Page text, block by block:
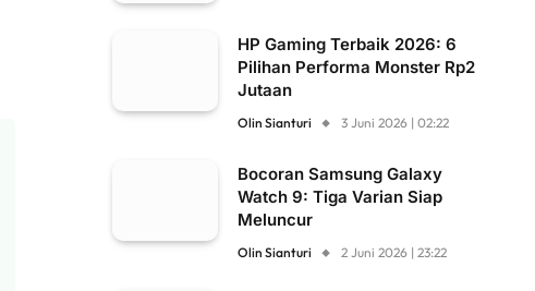
HP Gaming Terbaik 2026: 6
Pilihan Performa Monster Rp2
Jutaan
Olin Sianturi 3 Juni 2026 | 02:22
Bocoran Samsung Galaxy
Watch 9: Tiga Varian Siap
Meluncur
Olin Sianturi 2 Juni 2026 | 23:22